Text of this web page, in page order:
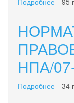
«08»
года
НПА/
Подробнее 34